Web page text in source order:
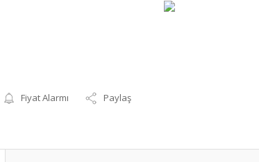
Fiyat Alarmı Paylaş